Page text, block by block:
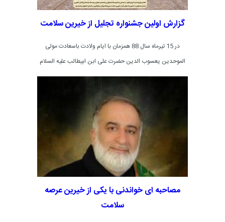
گزارش اولین جشنواره تجلیل از خیرین سلامت
در 15 تیرماه سال 88 همزمان با ایام ولادت باسعادت مولی
الموحدین یعسوب الدین حضرت علی ابن ابیطالب علیه السلام
در باغ موزه چهلستون اصفهان برگزار گردید
مصاحبه ای خواندنی با یکی از خیرین عرصه
سلامت